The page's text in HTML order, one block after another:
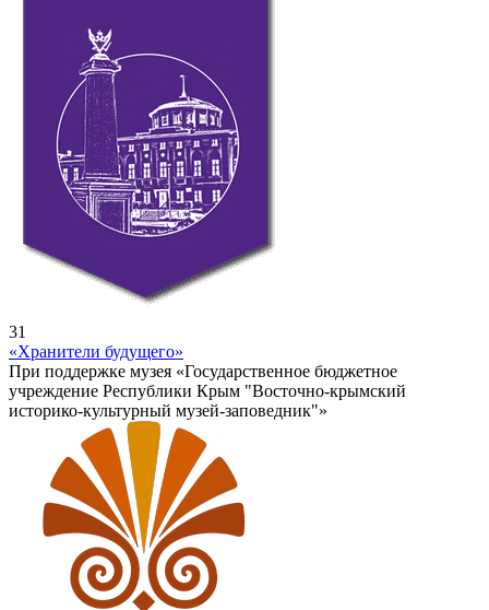
31
«Хранители будущего»
При поддержке музея «Государственное бюджетное
учреждение Республики Крым "Восточно-крымский
историко-культурный музей-заповедник"»